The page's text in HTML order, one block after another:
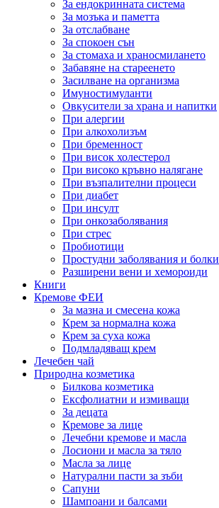
За ендокринната система
За мозъка и паметта
За отслабване
За спокоен сън
За стомаха и храносмилането
Забавяне на стареенето
Засилване на организма
Имуностимуланти
Овкусители за храна и напитки
При алергии
При алкохолизъм
При бременност
При висок холестерол
При високо кръвно налягане
При възпалителни процеси
При диабет
При инсулт
При онкозаболявания
При стрес
Пробиотици
Простудни заболявания и болки
Разширени вени и хемороиди
Книги
Кремове ФЕИ
За мазна и смесена кожа
Крем за нормална кожа
Крем за суха кожа
Подмладяващ крем
Лечебен чай
Природна козметика
Билкова козметика
Ексфолиатни и измиващи
За децата
Кремове за лице
Лечебни кремове и масла
Лосиони и масла за тяло
Масла за лице
Натурални пасти за зъби
Сапуни
Шампоани и балсами